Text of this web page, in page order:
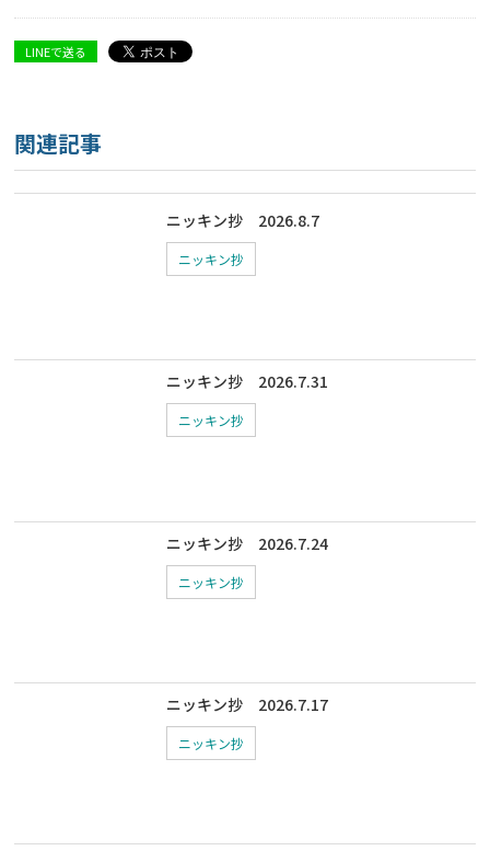
LINEで送る
関連記事
ニッキン抄 2026.8.7
ニッキン抄
ニッキン抄 2026.7.31
ニッキン抄
ニッキン抄 2026.7.24
ニッキン抄
ニッキン抄 2026.7.17
ニッキン抄